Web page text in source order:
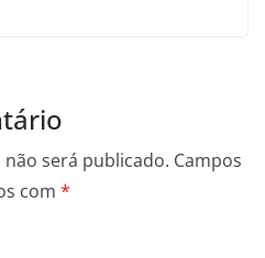
não será publicado. Campos
com *